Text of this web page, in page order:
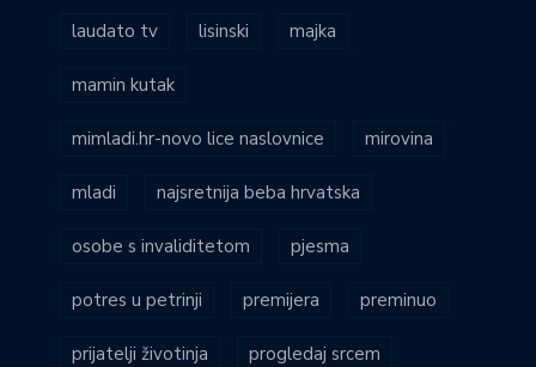
laudato tv lisinski majka
mamin kutak
mimladi.hr-novo lice naslovnice mirovina
mladi najsretnija beba hrvatska
osobe s invaliditetom pjesma
potres u petrinji premijera preminuo
prijatelji životinja progledaj srcem